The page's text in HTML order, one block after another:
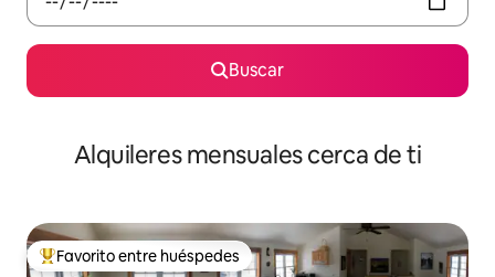
Buscar
Alquileres mensuales cerca de ti
Favorito entre huéspedes preferido
Favorito entre huéspedes